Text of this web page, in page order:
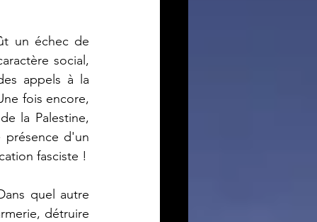
un échec de
social,
appels à la
fois encore,
la Palestine,
d'un
fasciste !
quel autre
détruire